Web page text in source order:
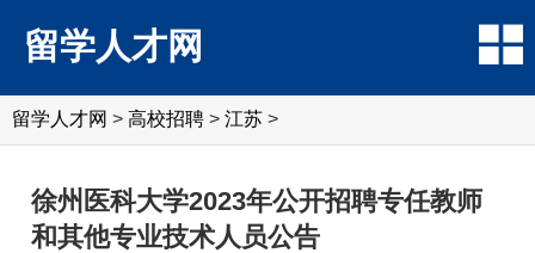
留学人才网
留学人才网 > 高校招聘 > 江苏 >
徐州医科大学2023年公开招聘专任教师
和其他专业技术人员公告